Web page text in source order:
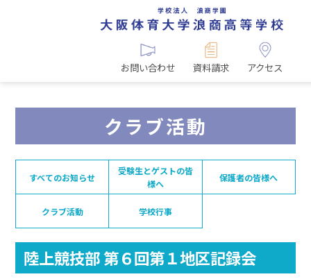
お問い合わせ 資料請求 アクセス
クラブ活動
すべてのお知らせ
受験生とゲストの皆
様へ
保護者の皆様へ
クラブ活動 学校行事
陸上競技部 第６回第１地区記録会